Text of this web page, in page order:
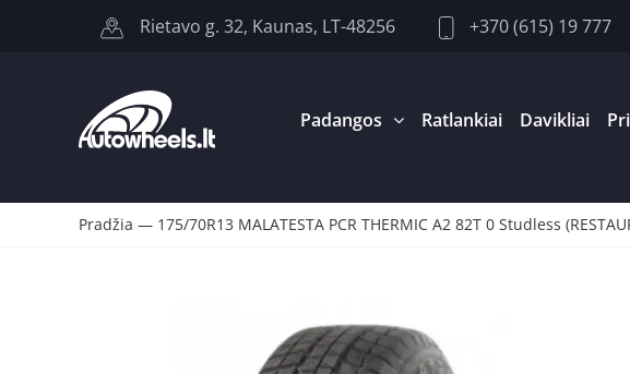
Rietavo g. 32, Kaunas, LT-48256 +370 (615) 19 777
Padangos Ratlankiai Davikliai
Pradžia — 175/70R13 MALATESTA PCR THERMIC A2 82T 0 Studless